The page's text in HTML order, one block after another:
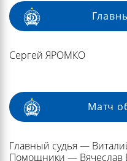
Сергей ЯРОМКО
Матч
Главный судья —
Помощники — Вячеслав